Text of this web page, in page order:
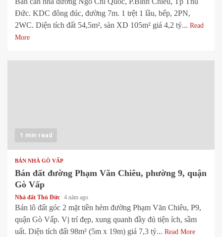
Đức. KDC đông đúc, đường 7m. 1 trệt 1 lầu, bếp, 2PN,
2WC. Diện tích đất 54,5m², sàn XD 105m² giá 4,2 tỷ... Read
More
1 min read
BÁN NHÀ GÒ VẤP
Bán đất đường Phạm Văn Chiêu, phường 9, quận
Gò Vấp
Nhà đất Thủ Đức 4 năm ago
Bán lô đất góc 2 mặt tiền hẻm đường Phạm Văn Chiêu, P9,
quận Gò Vấp. Vị trí đẹp, xung quanh đầy đủ tiện ích, sầm
uất. Diện tích đất 98m² (5m x 19m) giá 7,3 tỷ... Read More